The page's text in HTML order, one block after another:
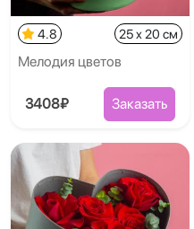
4.8 25 x 20 см
Мелодия цветов
3408₽ Заказать